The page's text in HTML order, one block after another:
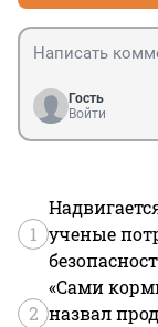
Гость
Войти
1 ученые
2
«Сами
назвал